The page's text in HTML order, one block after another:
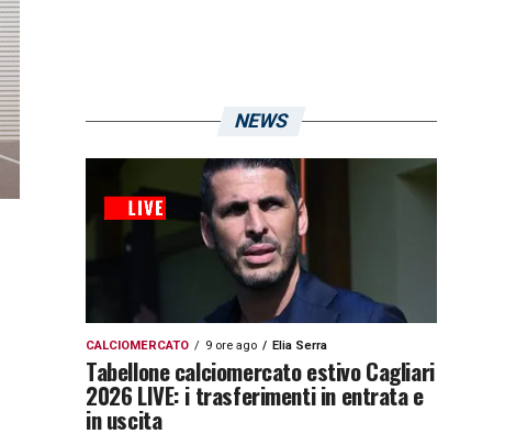
NEWS
CALCIOMERCATO 9 ore ago Elia Serra
Tabellone calciomercato estivo Cagliari
2026 LIVE: i trasferimenti in entrata e
in uscita